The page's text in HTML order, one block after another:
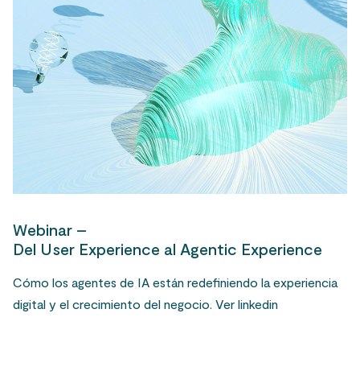
Webinar –
Del User Experience al Agentic Experience
Cómo los agentes de IA están redefiniendo la experiencia
digital y el crecimiento del negocio. Ver linkedin